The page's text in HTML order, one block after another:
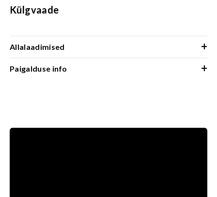
Külgvaade
Allalaadimised +
Paigalduse info +